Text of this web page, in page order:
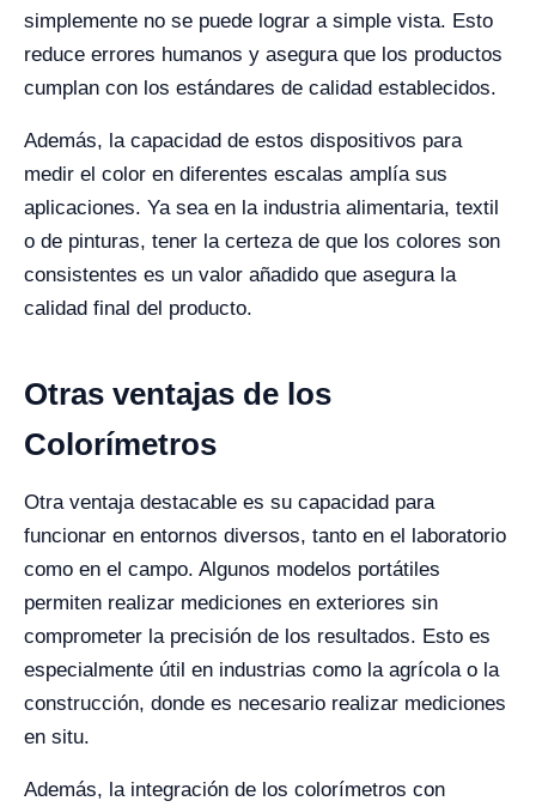
simplemente no se puede lograr a simple vista. Esto
reduce errores humanos y asegura que los productos
cumplan con los estándares de calidad establecidos.
Además, la capacidad de estos dispositivos para
medir el color en diferentes escalas amplía sus
aplicaciones. Ya sea en la industria alimentaria, textil
o de pinturas, tener la certeza de que los colores son
consistentes es un valor añadido que asegura la
calidad final del producto.
Otras ventajas de los
Colorímetros
Otra ventaja destacable es su capacidad para
funcionar en entornos diversos, tanto en el laboratorio
como en el campo. Algunos modelos portátiles
permiten realizar mediciones en exteriores sin
comprometer la precisión de los resultados. Esto es
especialmente útil en industrias como la agrícola o la
construcción, donde es necesario realizar mediciones
en situ.
Además, la integración de los colorímetros con